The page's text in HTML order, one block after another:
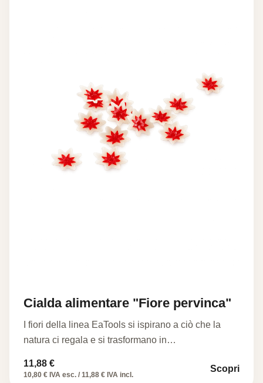
Cialda alimentare "Fiore pervinca"
I fiori della linea EaTools si ispirano a ciò che la
natura ci regala e si trasformano in…
11,88 €
10,80 € IVA esc. / 11,88 € IVA incl.
Scopri